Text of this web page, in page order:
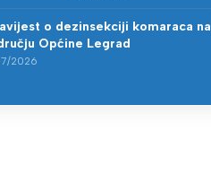
o dezinsekciji komaraca na
Općine Legrad
2026